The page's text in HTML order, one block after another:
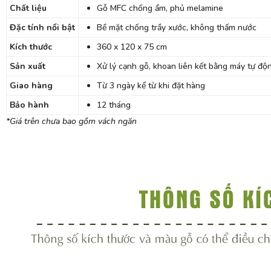
Chất liệu
Gỗ MFC chống ẩm, phủ melamine
Đặc tính nổi bật
Bề mặt chống trầy xước, không thấm nước
Kích thước
360 x 120 x 75 cm
Sản xuất
Xử lý cạnh gỗ, khoan liên kết bằng máy tự
Giao hàng
Từ 3 ngày kể từ khi đặt hàng
Bảo hành
12 tháng
*Giá trên chưa bao gồm vách ngăn